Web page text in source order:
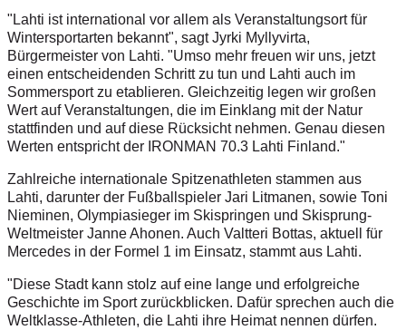
"Lahti ist international vor allem als Veranstaltungsort für
Wintersportarten bekannt", sagt Jyrki Myllyvirta,
Bürgermeister von Lahti. "Umso mehr freuen wir uns, jetzt
einen entscheidenden Schritt zu tun und Lahti auch im
Sommersport zu etablieren. Gleichzeitig legen wir großen
Wert auf Veranstaltungen, die im Einklang mit der Natur
stattfinden und auf diese Rücksicht nehmen. Genau diesen
Werten entspricht der IRONMAN 70.3 Lahti Finland."
Zahlreiche internationale Spitzenathleten stammen aus
Lahti, darunter der Fußballspieler Jari Litmanen, sowie Toni
Nieminen, Olympiasieger im Skispringen und Skisprung-
Weltmeister Janne Ahonen. Auch Valtteri Bottas, aktuell für
Mercedes in der Formel 1 im Einsatz, stammt aus Lahti.
"Diese Stadt kann stolz auf eine lange und erfolgreiche
Geschichte im Sport zurückblicken. Dafür sprechen auch die
Weltklasse-Athleten, die Lahti ihre Heimat nennen dürfen.